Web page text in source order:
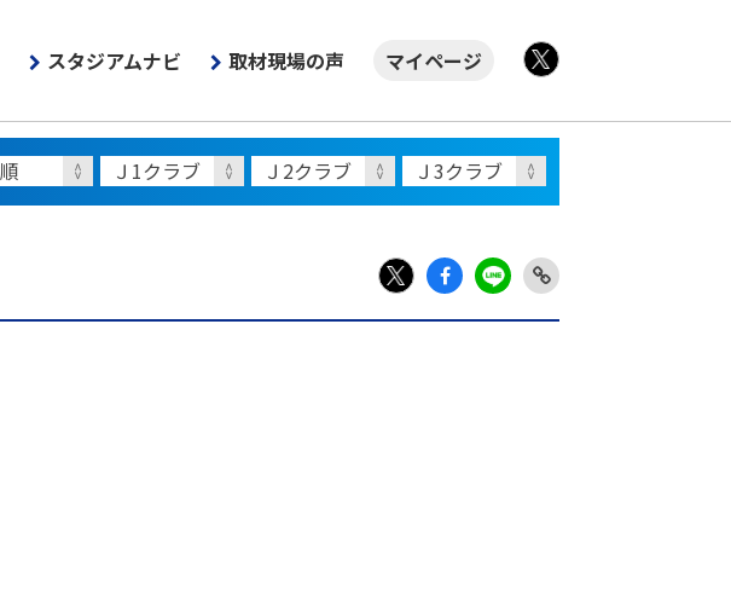
スタジアムナビ 取材現場の声
マイページ
X
Fac LIN Link